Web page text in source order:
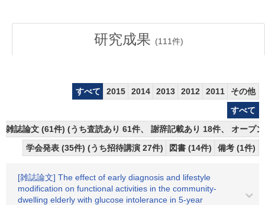
研究成果 (111件)
すべて 2015 2014 2013 2012 2011
その他
すべて
雑誌論文 (61件) (うち査読あり 61件、 謝辞記載あり 18件、 オープ
学会発表 (35件) (うち招待講演 27件)
図書 (14件) 備考 (1件)
[雑誌論文] The effect of early diagnosis and lifestyle
modification on functional activities in the community-
dwelling elderly with glucose intolerance in 5-year